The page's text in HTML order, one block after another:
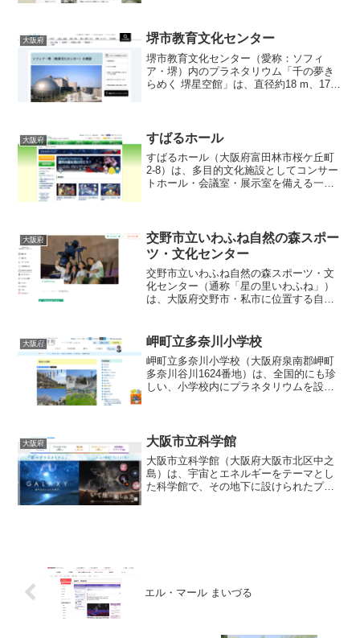
（ＧＥ-Ⅱ型）で、...
大阪府 堺市教育文化センター
堺市教育文化センター（愛称：ソフィ
ア・堺）内のプラネタリウム「千の夢き
らめく 堺星空館」は、直径約18 m、170
す。屋上には大阪府...
大阪府 すばるホール
すばるホール（大阪府富田林市桜ケ丘町
2-8）は、多目的文化施設としてコンサー
トホール・会議室・展示室を備える一方
し、星空や宇宙映...
大阪府
交野市立いわふね自然の森スポー
ツ・文化センター
交野市立いわふね自然の森スポーツ・文
化センター（通称「星の里いわふね」）
は、大阪府交野市・私市に位置する自然
ーション設備とともに、プラネタリウム
施設を備えています。プラ...
大阪府 岬町立多奈川小学校
岬町立多奈川小学校（大阪府泉南郡岬町
多奈川谷川1624番地）は、全国的にも珍
しい、小学校内にプラネタリウムを設置
席を持つ冷...
大阪府 大阪市立科学館
大阪市立科学館（大阪府大阪市北区中之
島）は、宇宙とエネルギーをテーマとし
た科学館で、その地下に設けられたプラ
エル・マール まいづる